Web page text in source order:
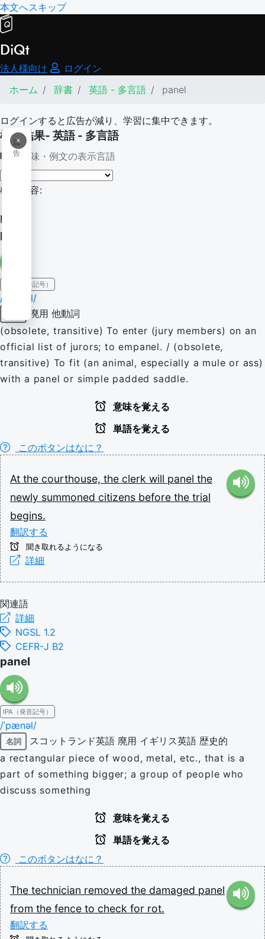
本文へスキップ
DiQt
法人様向け
ログイン
ホーム
辞書 英語 - 多言語 panel
ログインすると広告が減り、学習に集中できます。
×
広
告
検索結果- 英語 - 多言語
意味・例文の表示言語
検索内容:
panel
panel
IPA（発音記号）
/ˈpænəl/
廃用 他動詞
(obsolete, transitive) To enter (jury members) on an
official list of jurors; to empanel. / (obsolete,
transitive) To fit (an animal, especially a mule or ass)
with a panel or simple padded saddle.
意味を覚える
単語を覚える
このボタンはなに？
At the courthouse, the clerk will panel the
newly summoned citizens before the trial
begins.
翻訳する
聞き取れるようになる
詳細
関連語
詳細
NGSL 1.2
CEFR-J B2
panel
IPA（発音記号）
/ˈpænəl/
名詞 スコットランド英語 廃用 イギリス英語 歴史的
a rectangular piece of wood, metal, etc., that is a
part of something bigger; a group of people who
discuss something
意味を覚える
単語を覚える
このボタンはなに？
The technician removed the damaged panel
from the fence to check for rot.
翻訳する